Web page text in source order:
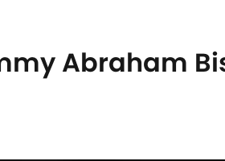
Abraham